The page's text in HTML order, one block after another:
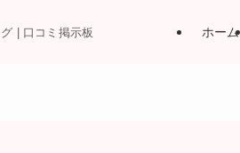
| 口コミ掲示板 ホーム